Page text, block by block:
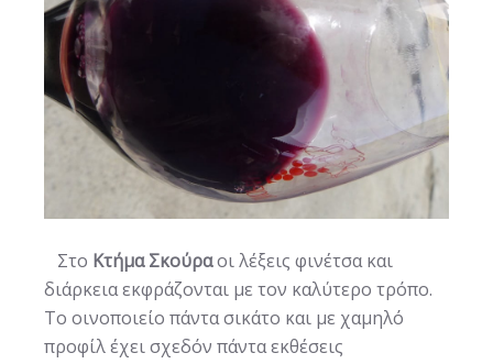
Στο Κτήμα Σκούραοι λέξεις φινέτσα και
διάρκεια εκφράζονται με τον καλύτερο τρόπο.
Το οινοποιείο πάντα σικάτο και με χαμηλό
προφίλ έχει σχεδόν πάντα εκθέσεις